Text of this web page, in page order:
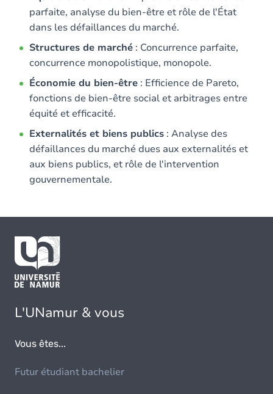
parfaite, analyse du bien-être et rôle de l'État
dans les défaillances du marché.
Structures de marché : Concurrence parfaite,
concurrence monopolistique, monopole.
Économie du bien-être : Efficience de Pareto,
fonctions de bien-être social et arbitrages entre
équité et efficacité.
Externalités et biens publics : Analyse des
défaillances du marché dues aux externalités et
aux biens publics, et rôle de l'intervention
gouvernementale.
L'UNamur & vous
Vous êtes...
Futur étudiant bachelier